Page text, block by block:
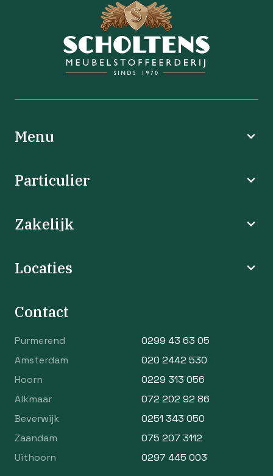
Menu
Particulier
Zakelijk
Locaties
Contact
Purmerend
0299 43 63 05
Amsterdam
020 2442 530
Hoorn
0229 313 056
Alkmaar
072 202 92 86
Beverwijk
0251 343 050
Zaandam
075 207 3112
Uithoorn
0297 445 003